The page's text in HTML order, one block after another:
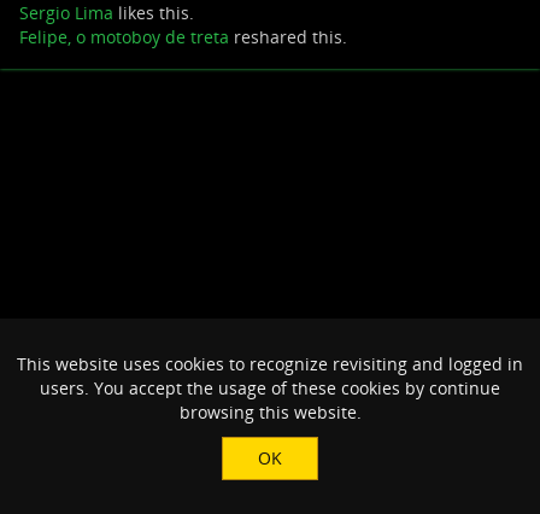
Sergio Lima likes this.
Felipe, o motoboy de treta reshared this.
This website uses cookies to recognize revisiting and logged in
users. You accept the usage of these cookies by continue
browsing this website.
OK